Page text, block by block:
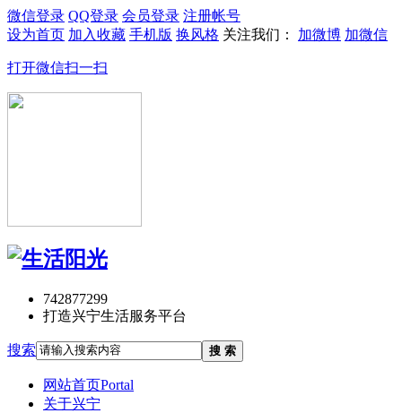
微信登录 QQ登录 会员登录 注册帐号
设为首页 加入收藏 手机版 换风格 关注我们： 加微博 加微信
打开微信扫一扫
742877299
打造兴宁生活服务平台
搜索 搜 索
网站首页Portal
关于兴宁